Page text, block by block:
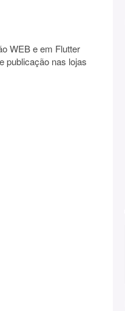
WEB e em Flutter
publicação nas lojas